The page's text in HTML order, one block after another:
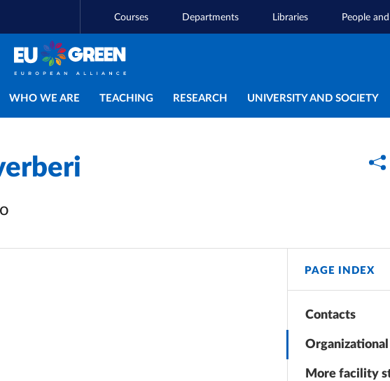
Courses Departments Libraries People
Main navigation
WHO WE ARE TEACHING RESEARCH UNIVERSITY AND SOCIETY
PAGE INDEX
Contacts
More facility